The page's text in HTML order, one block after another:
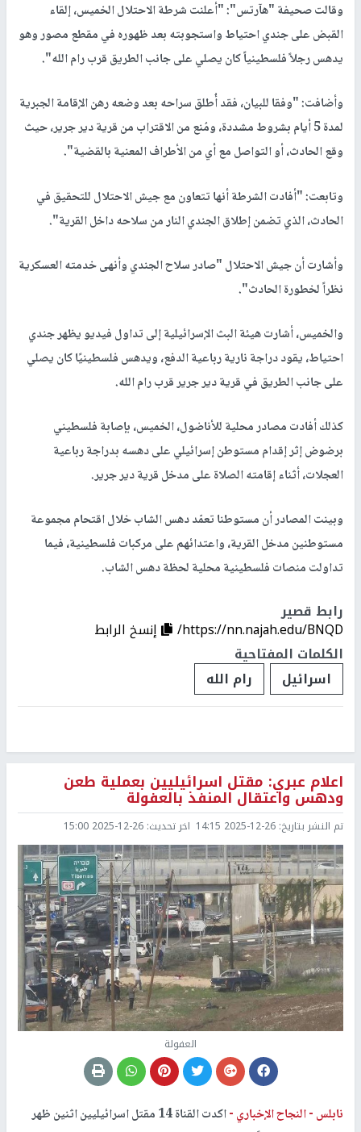
وقالت صحيفة "هآرتس": "أعلنت شرطة الاحتلال الخميس، إلقاء
القبض على جندي احتياط واستجوبته بعد ظهوره في مقطع مصور وهو
يدهس رجلاً فلسطينياً كان يصلي على جانب الطريق قرب رام الله".
وأضافت: "وفقا للبيان، فقد أُطلق سراحه بعد وضعه رهن الإقامة الجبرية
لمدة 5 أيام بشروط مشددة، ومُنع من الاقتراب من قرية دير جرير، حيث
وقع الحادث، أو التواصل مع أي من الأطراف المعنية بالقضية".
وتابعت: "أفادت الشرطة أنها تتعاون مع جيش الاحتلال للتحقيق في
الحادث، الذي تضمن إطلاق الجندي النار من سلاحه داخل القرية".
وأشارت أن جيش الاحتلال "صادر سلاح الجندي وأنهى خدمته العسكرية
نظراً لخطورة الحادث".
والخميس، أشارت هيئة البث الإسرائيلية إلى تداول فيديو يظهر جندي
احتياط، يقود دراجة نارية رباعية الدفع، ويدهس فلسطينيًا كان يصلي
على جانب الطريق في قرية دير جرير قرب رام الله.
كذلك أفادت مصادر محلية للأناضول، الخميس، بإصابة فلسطيني
برضوض إثر إقدام مستوطن إسرائيلي على دهسه بدراجة رباعية
العجلات، أثناء إقامته الصلاة على مدخل قرية دير جرير.
وبينت المصادر أن مستوطنا تعمّد دهس الشاب خلال اقتحام مجموعة
مستوطنين مدخل القرية، واعتدائهم على مركبات فلسطينية، فيما
تداولت منصات فلسطينية محلية لحظة دهس الشاب.
رابط قصير
https://nn.najah.edu/BNQD/
إنسخ الرابط
الكلمات المفتاحية
اسرائيل
رام الله
اعلام عبري: مقتل اسرائيليين بعملية طعن
ودهس واعتقال المنفذ بالعفولة
تم النشر بتاريخ: 2025-12-26 14:15 اخر تحديث: 2025-12-26 15:00
العفولة
نابلس -النجاح الإخباري -
اكدت القناة 14 مقتل اسرائيليين اثنين ظهر